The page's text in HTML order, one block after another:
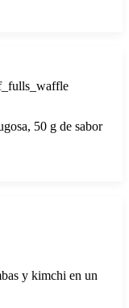
50 g de sabor
y kimchi en un